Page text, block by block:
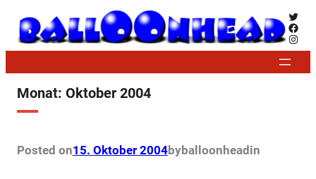
Zum
Inhalt
Monat: Oktober 2004
Posted on15. Oktober 2004byballoonheadin